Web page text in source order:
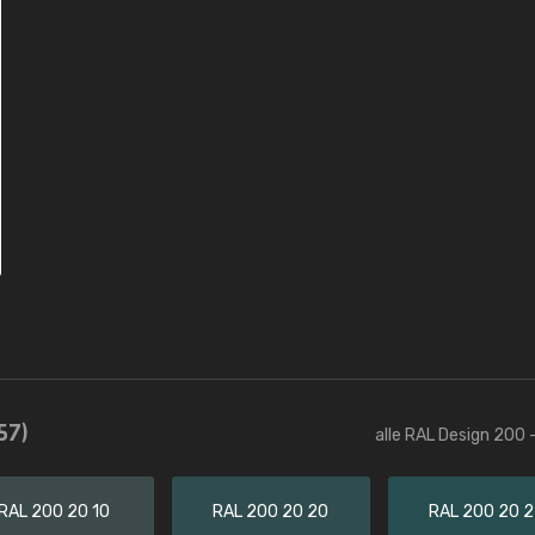
alle RAL Design 200
200 20 10 RAL 200 20 20 RAL 200 20